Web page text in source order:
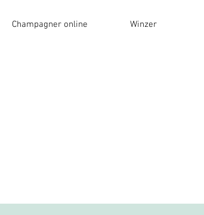
Champagner online Winzer